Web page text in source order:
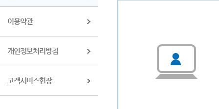
이용약관
개인정보처리방침
고객서비스헌장